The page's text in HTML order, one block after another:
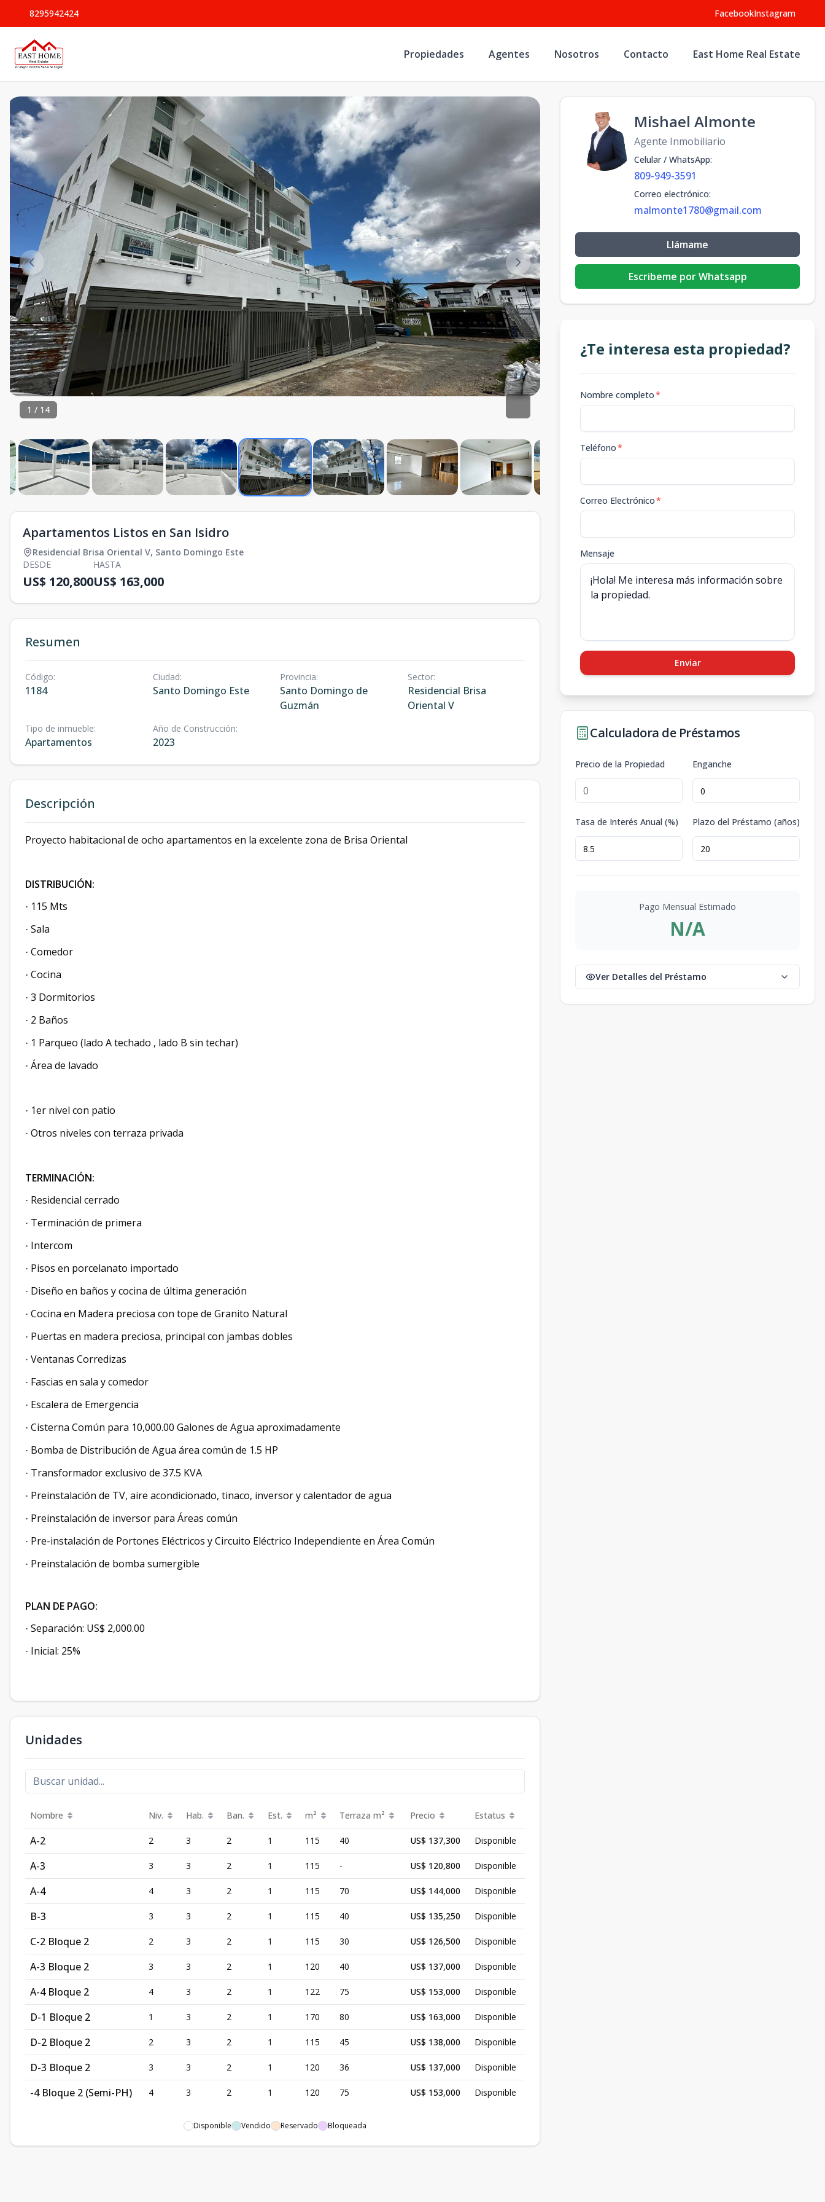
8295942424 FacebookInstagram
Propiedades Agentes Nosotros Contacto East Home Real Estate
1 / 14
Apartamentos Listos en San Isidro
Residencial Brisa Oriental V, Santo Domingo Este
DESDE
US$ 120,800
HASTA
US$ 163,000
Resumen
Código:
1184
Ciudad:
Santo Domingo Este
Provincia:
Santo Domingo de
Guzmán
Sector:
Residencial Brisa
Oriental V
Tipo de inmueble:
Apartamentos
Año de Construcción:
2023
Descripción
Proyecto habitacional de ocho apartamentos en la excelente zona de Brisa Oriental
DISTRIBUCIÓN:
· 115 Mts
· Sala
· Comedor
· Cocina
· 3 Dormitorios
· 2 Baños
· 1 Parqueo (lado A techado , lado B sin techar)
· Área de lavado
· 1er nivel con patio
· Otros niveles con terraza privada
TERMINACIÓN:
· Residencial cerrado
· Terminación de primera
· Intercom
· Pisos en porcelanato importado
· Diseño en baños y cocina de última generación
· Cocina en Madera preciosa con tope de Granito Natural
· Puertas en madera preciosa, principal con jambas dobles
· Ventanas Corredizas
· Fascias en sala y comedor
· Escalera de Emergencia
· Cisterna Común para 10,000.00 Galones de Agua aproximadamente
· Bomba de Distribución de Agua área común de 1.5 HP
· Transformador exclusivo de 37.5 KVA
· Preinstalación de TV, aire acondicionado, tinaco, inversor y calentador de agua
· Preinstalación de inversor para Áreas común
· Pre-instalación de Portones Eléctricos y Circuito Eléctrico Independiente en Área Común
· Preinstalación de bomba sumergible
PLAN DE PAGO:
· Separación: US$ 2,000.00
· Inicial: 25%
Unidades
Nombre Niv. Hab. Ban. Est. m² Terraza m² Precio Estatus
A-2 2 3 2 1 115 40 US$ 137,300 Disponible
A-3 3 3 2 1 115 - US$ 120,800 Disponible
A-4 4 3 2 1 115 70 US$ 144,000 Disponible
B-3 3 3 2 1 115 40 US$ 135,250 Disponible
C-2 Bloque 2 2 3 2 1 115 30 US$ 126,500 Disponible
A-3 Bloque 2 3 3 2 1 120 40 US$ 137,000 Disponible
A-4 Bloque 2 4 3 2 1 122 75 US$ 153,000 Disponible
D-1 Bloque 2 1 3 2 1 170 80 US$ 163,000 Disponible
D-2 Bloque 2 2 3 2 1 115 45 US$ 138,000 Disponible
D-3 Bloque 2 3 3 2 1 120 36 US$ 137,000 Disponible
-4 Bloque 2 (Semi-PH) 4 3 2 1 120 75 US$ 153,000 Disponible
Disponible Vendido Reservado Bloqueada
Mishael Almonte
Agente Inmobiliario
Celular / WhatsApp:
809-949-3591
Correo electrónico:
malmonte1780@gmail.com
Llámame
Escribeme por Whatsapp
¿Te interesa esta propiedad?
Nombre completo*
Teléfono*
Correo Electrónico*
Mensaje
Enviar
Calculadora de Préstamos
Precio de la Propiedad Enganche
Tasa de Interés Anual (%) Plazo del Préstamo (años)
Pago Mensual Estimado
N/A
Ver Detalles del Préstamo